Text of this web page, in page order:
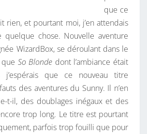
que ce
rien, et pourtant moi, j’en attendais
chose. Nouvelle aventure
WizardBox, se déroulant dans le
So Blonde dont l’ambiance était
j’espérais que ce nouveau titre
des aventures du Sunny. Il n’en
t-il, des doublages inégaux et des
trop long. Le titre est pourtant
parfois trop fouilli que pour